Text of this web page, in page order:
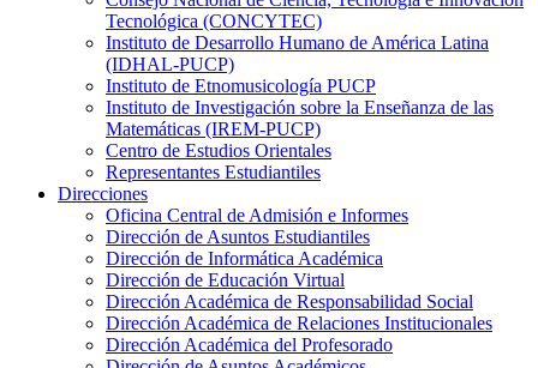
Tecnológica (CONCYTEC)
Instituto de Desarrollo Humano de América Latina
(IDHAL-PUCP)
Instituto de Etnomusicología PUCP
Instituto de Investigación sobre la Enseñanza de las
Matemáticas (IREM-PUCP)
Centro de Estudios Orientales
Representantes Estudiantiles
Direcciones
Oficina Central de Admisión e Informes
Dirección de Asuntos Estudiantiles
Dirección de Informática Académica
Dirección de Educación Virtual
Dirección Académica de Responsabilidad Social
Dirección Académica de Relaciones Institucionales
Dirección Académica del Profesorado